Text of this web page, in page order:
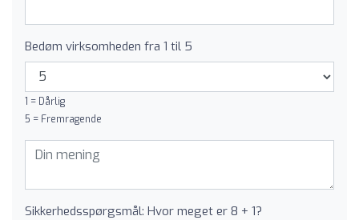
Bedøm virksomheden fra 1 til 5
1 = Dårlig
5 = Fremragende
Sikkerhedsspørgsmål: Hvor meget er 8 + 1?